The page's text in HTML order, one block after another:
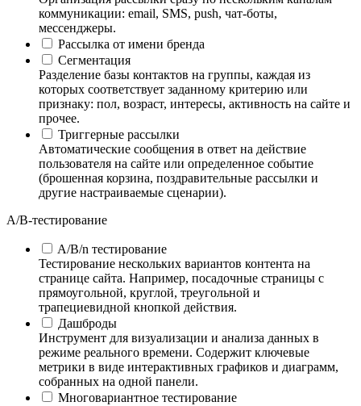
коммуникации: email, SMS, push, чат-боты,
мессенджеры.
Рассылка от имени бренда
Сегментация
Разделение базы контактов на группы, каждая из
которых соответствует заданному критерию или
признаку: пол, возраст, интересы, активность на сайте и
прочее.
Триггерные рассылки
Автоматические сообщения в ответ на действие
пользователя на сайте или определенное событие
(брошенная корзина, поздравительные рассылки и
другие настраиваемые сценарии).
А/B-тестирование
A/B/n тестирование
Тестирование нескольких вариантов контента на
странице сайта. Например, посадочные страницы с
прямоугольной, круглой, треугольной и
трапециевидной кнопкой действия.
Дашброды
Инструмент для визуализации и анализа данных в
режиме реального времени. Содержит ключевые
метрики в виде интерактивных графиков и диаграмм,
собранных на одной панели.
Многовариантное тестирование